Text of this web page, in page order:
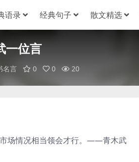
语录 经典句子 散文精选
一位言
名言 0 0 20
场情况相当领会才行。——青木武